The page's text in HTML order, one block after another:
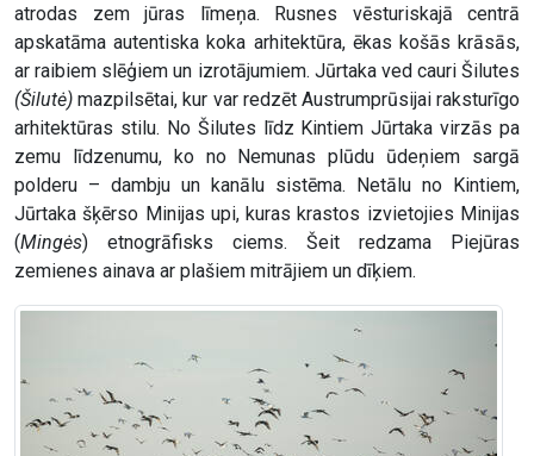
atrodas zem jūras līmeņa. Rusnes vēsturiskajā centrā
apskatāma autentiska koka arhitektūra, ēkas košās krāsās,
ar raibiem slēģiem un izrotājumiem. Jūrtaka ved cauri Šilutes
(Šilutė)mazpilsētai, kur var redzēt Austrumprūsijai raksturīgo
arhitektūras stilu. No Šilutes līdz Kintiem Jūrtaka virzās pa
zemu līdzenumu, ko no Nemunas plūdu ūdeņiem sargā
polderu – dambju un kanālu sistēma. Netālu no Kintiem,
Jūrtaka šķērso Minijas upi, kuras krastos izvietojies Minijas
(Mingės) etnogrāfisks ciems. Šeit redzama Piejūras
zemienes ainava ar plašiem mitrājiem un dīķiem.